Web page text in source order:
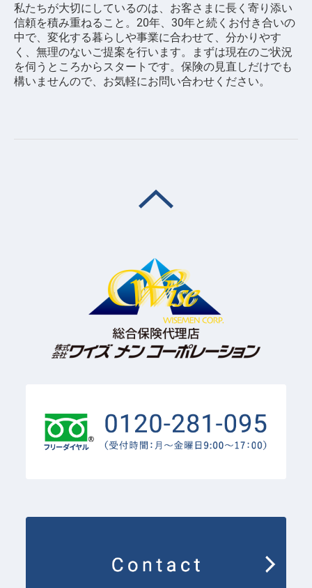
私たちが大切にしているのは、お客さまに長く寄り添い
信頼を積み重ねること。20年、30年と続くお付き合いの
中で、変化する暮らしや事業に合わせて、分かりやす
く、無理のないご提案を行います。まずは現在のご状況
を伺うところからスタートです。保険の見直しだけでも
構いませんので、お気軽にお問い合わせください。